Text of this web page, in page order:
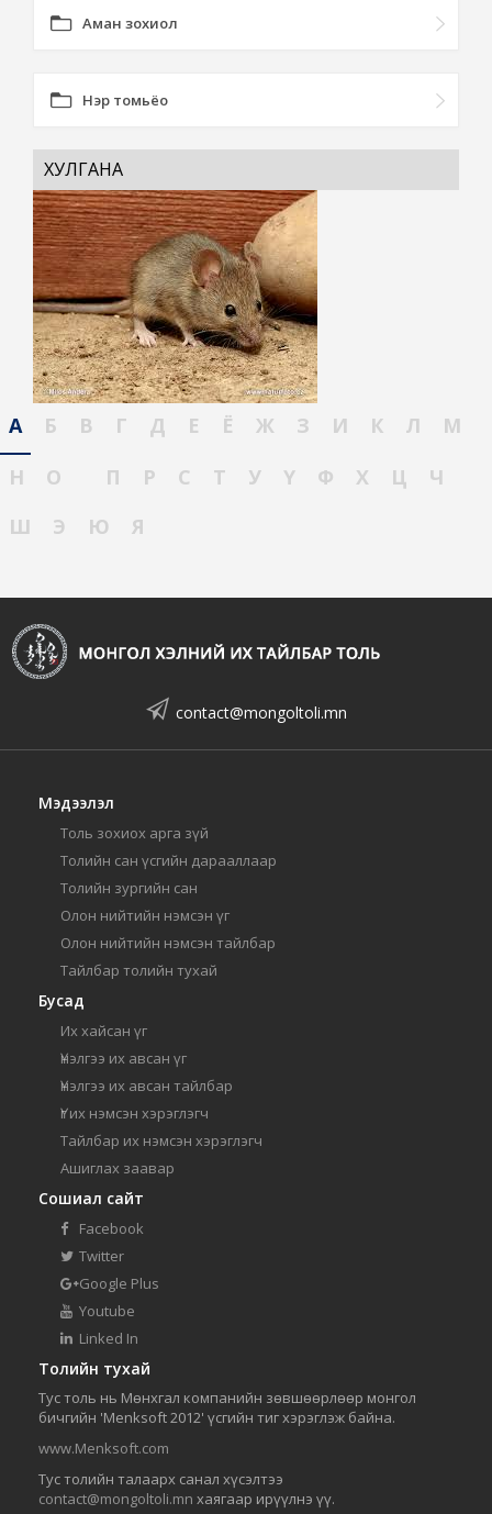
Аман зохиол
Нэр томьёо
ХУЛГАНА
А Б В Г Д Е Ё Ж З И К Л
М
Н
О П Р С Т У Ү Ф Х Ц
Ч
Ш
Э Ю Я
contact@mongoltoli.mn
Мэдээлэл
Толь зохиох арга зүй
Толийн сан үсгийн дарааллаар
Толийн зургийн сан
Олон нийтийн нэмсэн үг
Олон нийтийн нэмсэн тайлбар
Тайлбар толийн тухай
Бусад
Их хайсан үг
Үнэлгээ их авсан үг
Үнэлгээ их авсан тайлбар
Үг их нэмсэн хэрэглэгч
Тайлбар их нэмсэн хэрэглэгч
Ашиглах заавар
Сошиал сайт
Facebook
Twitter
Google Plus
Youtube
Linked In
Толийн тухай
Тус толь нь Мөнхгал компанийн зөвшөөрлөөр монгол
бичгийн 'Menksoft 2012' үсгийн тиг хэрэглэж байна.
www.Menksoft.com
Тус толийн талаарх санал хүсэлтээ
contact@mongoltoli.mn хаягаар ирүүлнэ үү.